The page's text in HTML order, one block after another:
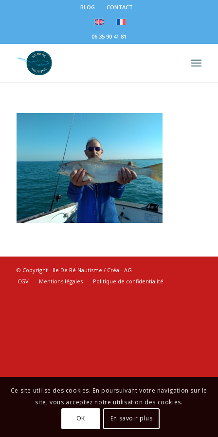
BLOG CONTACT
06 35 90 41 81
© Copyright - Ile De Ré Nautisme / Créa - AG
CGV
Mentions légales Politique de confidentialité
Ce site utilise des cookies. En poursuivant votre navigation sur le
site, vous acceptez notre utilisation des cookies.
OK
En savoir plus